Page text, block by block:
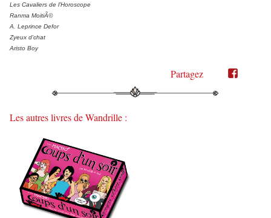
Les Cavaliers de l'Horoscope
Ranma MoitiÃ©
A. Leprince Defor
Zyeux d'chat
Aristo Boy
Partagez
Partager
Twitter"
Partager
Les autres livres de Wandrille :